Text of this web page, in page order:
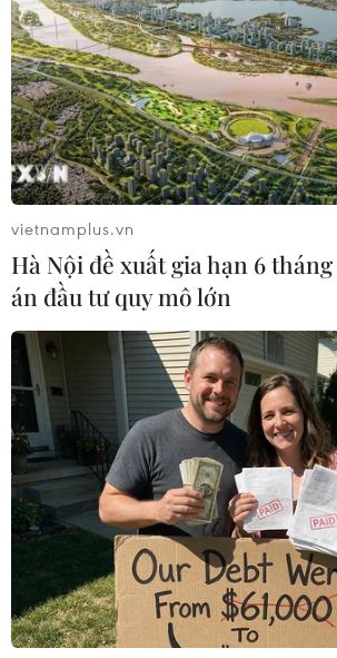
Tàu bay, xe khách, đường
sao sau nới lỏng giãn cách?
22/04/2020 22:56
Hành khách buộc phải đeo khẩu
hạn chế nói chuyện, ăn uống...trước
được khai báo y tế, kiểm tra thân
trí khách không quá 50% số ghế...
vietnamplus.vn
Hà Nội đề xuất gia hạn 6
án đầu tư quy mô lớn